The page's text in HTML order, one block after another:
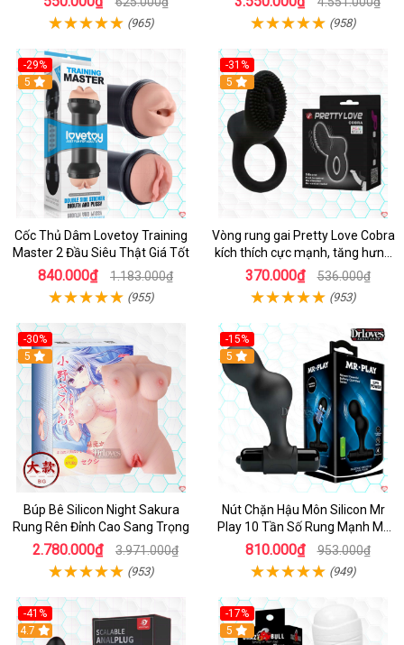
(965) (958)
-29%
Hot
5
Cốc Thủ Dâm Lovetoy Training
Master 2 Đầu Siêu Thật Giá Tốt
840.000₫ 1.183.000₫
(955)
-31%
5
Vòng rung gai Pretty Love Cobra
kích thích cực mạnh, tăng hưng
phấn
370.000₫ 536.000₫
(953)
-30%
Hot
5
Búp Bê Silicon Night Sakura
Rung Rên Đỉnh Cao Sang Trọng
2.780.000₫ 3.971.000₫
(953)
-15%
Hot
5
Nút Chặn Hậu Môn Silicon Mr
Play 10 Tần Số Rung Mạnh Mẽ
Kích Thích
810.000₫ 953.000₫
(949)
-41%
Hot
4.7
-17%
5